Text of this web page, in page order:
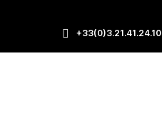
+33(0)3.21.41.24.10